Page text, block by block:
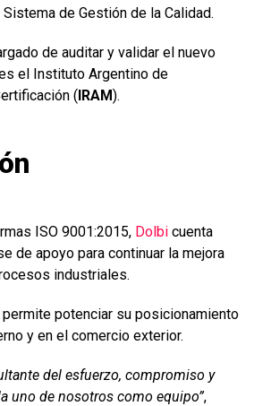
de Gestión de la Calidad.
de auditar y validar el nuevo
el Instituto Argentino de
(IRAM).
ISO 9001:2015, Dolbi cuenta
de apoyo para continuar la mejora
industriales.
permite potenciar su posicionamiento
y en el comercio exterior.
del esfuerzo, compromiso y
uno de nosotros como equipo”,